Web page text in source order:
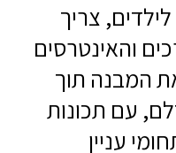
צריך
והאינטרסים
המבנה תוך
עם תכונות
עניין